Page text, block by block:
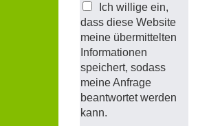
Ich willige ein,
dass diese Website
meine übermittelten
Informationen
speichert, sodass
meine Anfrage
beantwortet werden
kann.